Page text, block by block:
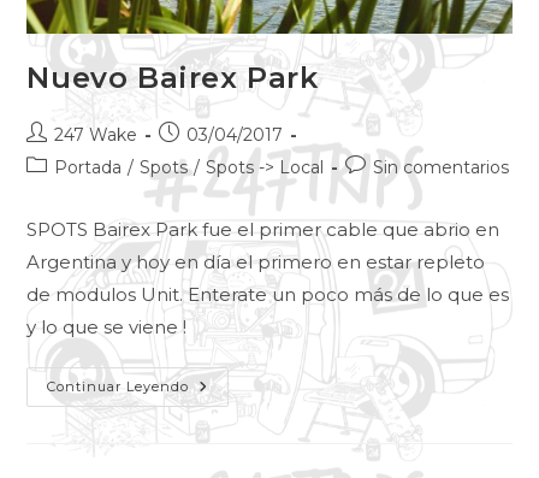
Nuevo Bairex Park
247 Wake
03/04/2017
Portada / Spots / Spots -> Local Sin comentarios
SPOTS Bairex Park fue el primer cable que abrio en
Argentina y hoy en día el primero en estar repleto
de modulos Unit. Enterate un poco más de lo que es
y lo que se viene !
Continuar Leyendo